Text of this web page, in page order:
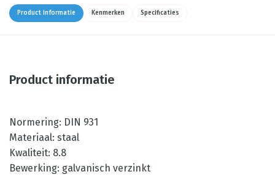
Product informatie Kenmerken Specificaties
Product informatie
Normering: DIN 931
Materiaal: staal
Kwaliteit: 8.8
Bewerking: galvanisch verzinkt